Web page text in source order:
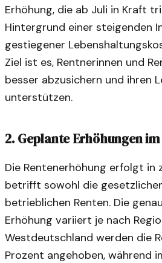
Erhöhung, die ab Juli in Kraft
Hintergrund einer steigenden
gestiegener
Ziel ist es, Rentnerinnen und
besser abzusichern und ihren
unterstützen.
2. Geplante Erhöhungen
Die Rentenerhöhung erfolgt in
betrifft sowohl die
betrieblichen Renten. Die
Erhöhung variiert je nach
Westdeutschland werden die
Prozent angehoben, während